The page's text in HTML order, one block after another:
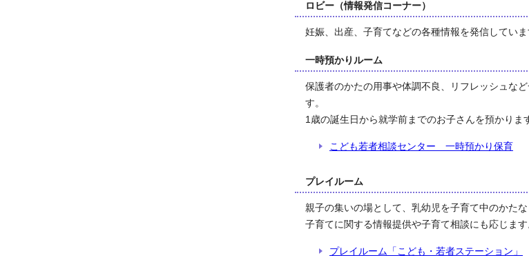
ロビー（情報発信コーナー）
妊娠、出産、子育てなどの各種情報を発信していま
一時預かりルーム
保護者のかたの用事や体調不良、リフレッシュな
す。
1歳の誕生日から就学前までのお子さんを預かりま
こども若者相談センター 一時預かり保育
プレイルーム
親子の集いの場として、乳幼児を子育て中のかた
子育てに関する情報提供や子育て相談にも応じます
プレイルーム「こども・若者ステーション」